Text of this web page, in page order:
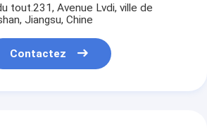
tout.231, Avenue Lvdi, ville de
Jiangsu, Chine
Contactez